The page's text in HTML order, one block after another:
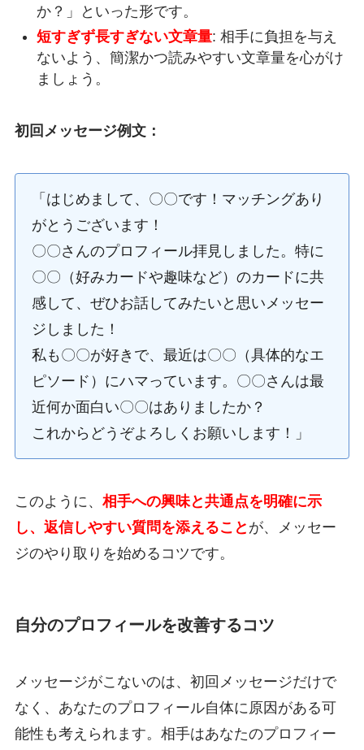
か？」といった形です。
短すぎず長すぎない文章量: 相手に負担を与え
ないよう、簡潔かつ読みやすい文章量を心がけ
ましょう。
初回メッセージ例文：
「はじめまして、〇〇です！マッチングあり
がとうございます！
〇〇さんのプロフィール拝見しました。特に
〇〇（好みカードや趣味など）のカードに共
感して、ぜひお話してみたいと思いメッセー
ジしました！
私も〇〇が好きで、最近は〇〇（具体的なエ
ピソード）にハマっています。〇〇さんは最
近何か面白い〇〇はありましたか？
これからどうぞよろしくお願いします！」
このように、 相手への興味と共通点を明確に示
し、返信しやすい質問を添えること が、メッセー
ジのやり取りを始めるコツです。
自分のプロフィールを改善するコツ
メッセージがこないのは、初回メッセージだけで
なく、あなたのプロフィール自体に原因がある可
能性も考えられます。相手はあなたのプロフィー